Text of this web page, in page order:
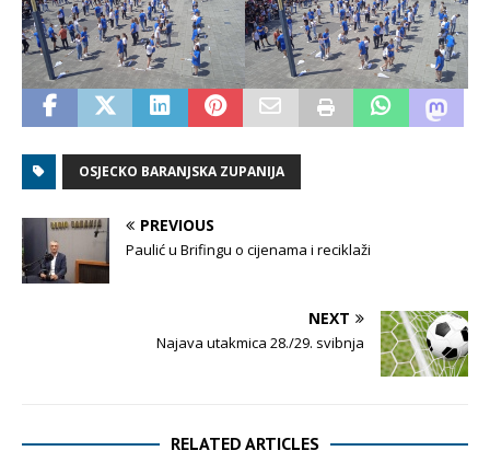
OSJECKO BARANJSKA ZUPANIJA
PREVIOUS
Paulić u Brifingu o cijenama i reciklaži
NEXT
Najava utakmica 28./29. svibnja
RELATED ARTICLES